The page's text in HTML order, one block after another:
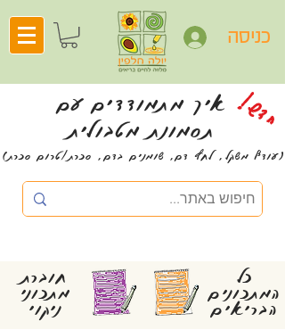
כניסה
איך מתמודדים עם
תסמונת מטבולית חדש!
(עודף משקל, לחץ דם, שומנים בדם, סכרת/טרום סכרת)
חוברת
מתכוני
ניקוי
כל
המתכונים
הבריאים